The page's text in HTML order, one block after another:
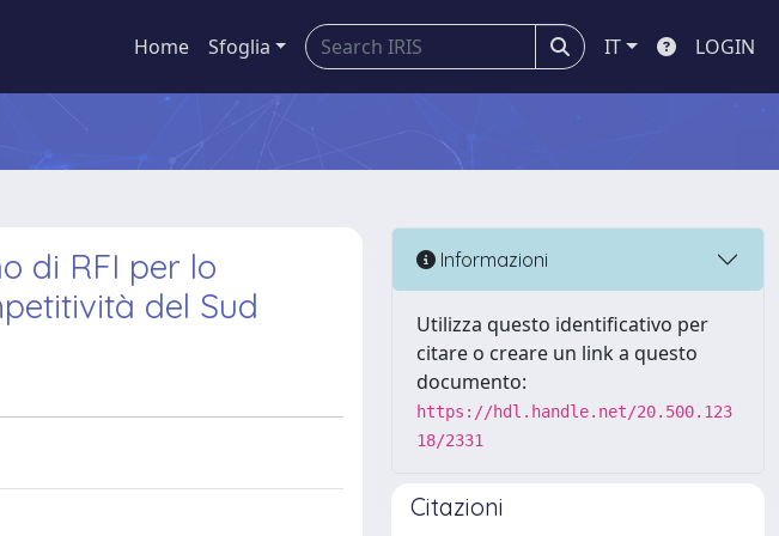
Home Sfoglia IT LOGIN
di RFI per lo
del Sud
Informazioni
Utilizza questo identificativo per
citare o creare un link a questo
documento:
https://hdl.handle.net/20.500.123
18/2331
Citazioni